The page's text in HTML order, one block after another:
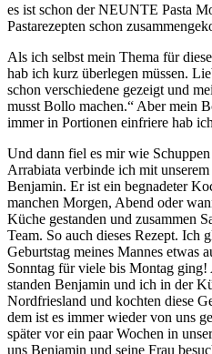
es ist schon der NEUNTE Pasta
Pastarezepten schon
Als ich selbst mein Thema für
hab ich kurz überlegen müssen.
schon verschiedene gezeigt und
musst Bollo machen.“ Aber mein
immer in Portionen einfriere hab
Und dann fiel es mir wie
Arrabiata verbinde ich mit
Benjamin. Er ist ein begnadeter
manchen Morgen, Abend oder
Küche gestanden und zusammen
Team. So auch dieses Rezept. Ich
Geburtstag meines Mannes etwas
Sonntag für viele bis Montag ging!
standen Benjamin und ich in der
Nordfriesland und kochten diese
dem ist es immer wieder von uns
später vor ein paar Wochen in
uns Benjamin und seine Frau